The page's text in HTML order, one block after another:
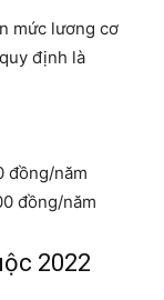
mức lương cơ
định là
đồng/năm
đồng/năm
2022